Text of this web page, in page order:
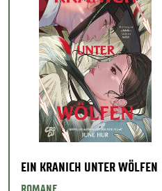
EIN KRANICH UNTER WÖLFEN